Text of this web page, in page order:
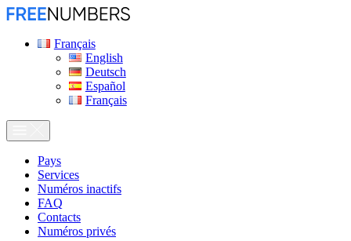
Français
English
Deutsch
Español
Français
Pays
Services
Numéros inactifs
FAQ
Contacts
Numéros privés